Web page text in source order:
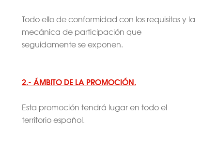
Todo ello de conformidad con los requisitos y la
mecánica de participación que
seguidamente se exponen.
2.- ÁMBITO DE LA PROMOCIÓN.
Esta promoción tendrá lugar en todo el
territorio español.